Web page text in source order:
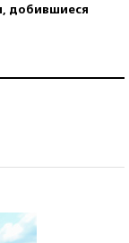
добившиеся